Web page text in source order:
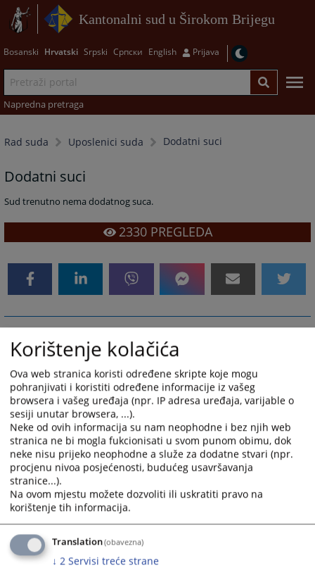
Kantonalni sud u Širokom Brijegu
Bosanski Hrvatski Srpski Српски English Prijava
Napredna pretraga
Rad suda Uposlenici suda Dodatni suci
Dodatni suci
Sud trenutno nema dodatnog suca.
2330PREGLEDA
Korištenje kolačića
Ova web stranica koristi određene skripte koje mogu
pohranjivati i koristiti određene informacije iz vašeg
browsera i vašeg uređaja (npr. IP adresa uređaja, varijable o
sesiji unutar browsera, ...).
Neke od ovih informacija su nam neophodne i bez njih web
stranica ne bi mogla fukcionisati u svom punom obimu, dok
neke nisu prijeko neophodne a služe za dodatne stvari (npr.
procjenu nivoa posjećenosti, budućeg usavršavanja
stranice...).
Na ovom mjestu možete dozvoliti ili uskratiti pravo na
korištenje tih informacija.
Translation(obavezna)
↓ 2 Servisi treće strane